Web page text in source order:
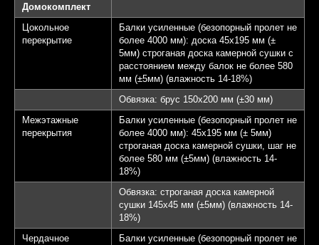
Домокомплект
Цокольное
перекрытие
Балки усиленные (безопорный пролет не
более 4000 мм): доска 45х195 мм (±
5мм) строганая доска камерной сушки с
расстоянием между балок не более 580
мм (±5мм) (влажность 14-18%)
Обвязка: брус 150х200 мм (±30 мм)
Межэтажные
перекрытия
Балки усиленные (безопорный пролет не
более 4000 мм): 45х195 мм (± 5мм)
строганая доска камерной сушки, шаг не
более 580 мм (±5мм) (влажность 14-
18%)
Обвязка: строганая доска камерной
сушки 145х45 мм (±5мм) (влажность 14-
18%)
Чердачное
Балки усиленные (безопорный пролет не